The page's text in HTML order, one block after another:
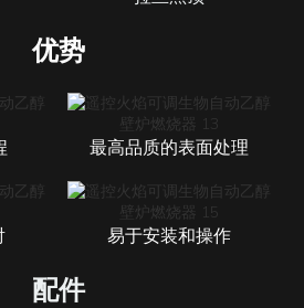
优势
最高品质的表面处理
易于安装和操作
配件